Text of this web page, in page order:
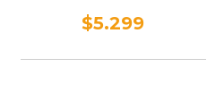
$5.299